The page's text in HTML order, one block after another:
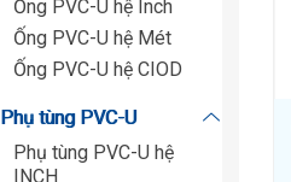
Ống PVC-U hệ Inch
Ống PVC-U hệ Mét
Ống PVC-U hệ CIOD
Phụ tùng PVC-U
Phụ tùng PVC-U hệ
INCH